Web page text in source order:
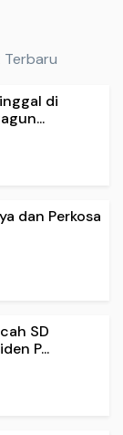
Terbaru
di
dan Perkosa
SD
P...